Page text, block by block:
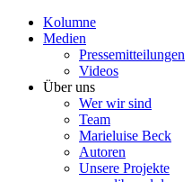
Kolumne
Medien
Pres­se­mit­tei­lun­gen
Videos
Über uns
Wer wir sind
Team
Marie­luise Beck
Autoren
Unsere Pro­jekte